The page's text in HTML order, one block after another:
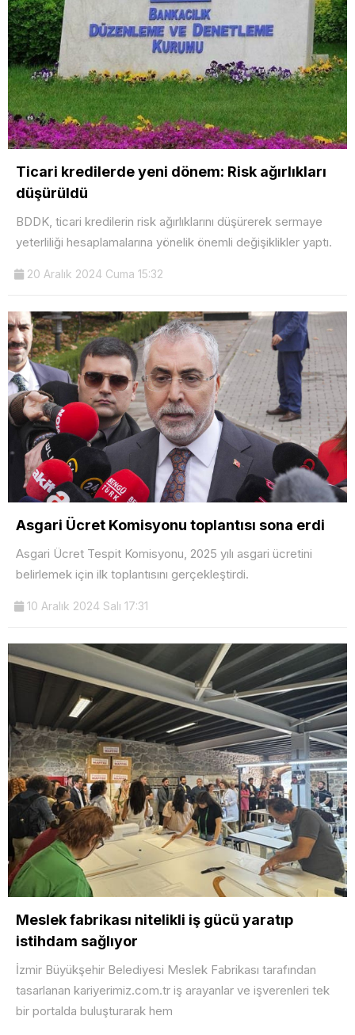
Ticari kredilerde yeni dönem: Risk ağırlıkları
düşürüldü
BDDK, ticari kredilerin risk ağırlıklarını düşürerek sermaye
yeterliliği hesaplamalarına yönelik önemli değişiklikler yaptı.
20 Aralık 2024 Cuma 15:32
Asgari Ücret Komisyonu toplantısı sona erdi
Asgari Ücret Tespit Komisyonu, 2025 yılı asgari ücretini
belirlemek için ilk toplantısını gerçekleştirdi.
10 Aralık 2024 Salı 17:31
Meslek fabrikası nitelikli iş gücü yaratıp
istihdam sağlıyor
İzmir Büyükşehir Belediyesi Meslek Fabrikası tarafından
tasarlanan kariyerimiz.com.tr iş arayanlar ve işverenleri tek
bir portalda buluşturarak hem